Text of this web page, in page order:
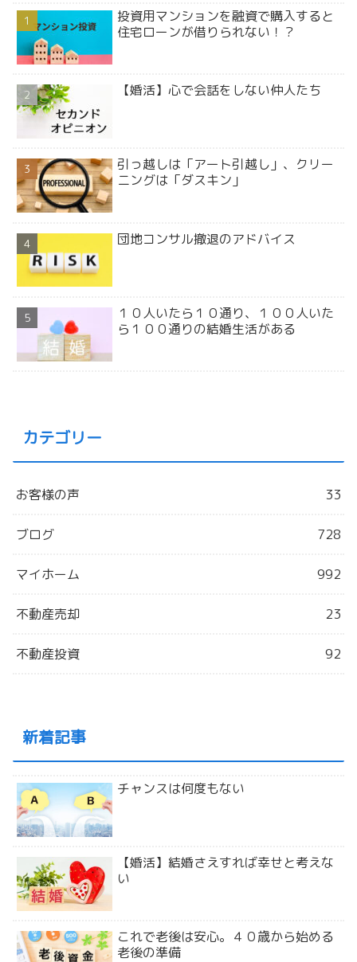
投資用マンションを融資で購入すると
住宅ローンが借りられない！？
【婚活】心で会話をしない仲人たち
引っ越しは「アート引越し」、クリー
ニングは「ダスキン」
団地コンサル撤退のアドバイス
１０人いたら１０通り、１００人いた
ら１００通りの結婚生活がある
カテゴリー
お客様の声 33
ブログ 728
マイホーム 992
不動産売却 23
不動産投資 92
新着記事
チャンスは何度もない
【婚活】結婚さえすれば幸せと考えな
い
これで老後は安心。４０歳から始める
老後の準備